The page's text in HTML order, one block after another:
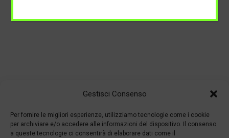
Gestisci Consenso
Per fornire le migliori esperienze, utilizziamo tecnologie come i cookie
per archiviare e/o accedere alle informazioni del dispositivo. Il consenso
a queste tecnologie ci consentirà di elaborare dati come il